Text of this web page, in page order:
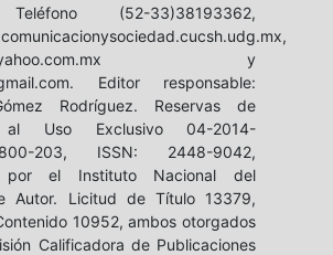
(52-33)38193362,
y
Editor responsable:
Rodríguez. Reservas de
al Uso Exclusivo 04-2014-
203, ISSN: 2448-9042,
por el Instituto Nacional del
Autor. Licitud de Título 13379,
10952, ambos otorgados
Calificadora de Publicaciones